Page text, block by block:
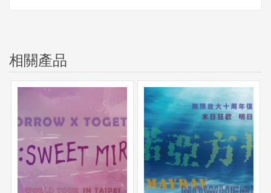
相關產品